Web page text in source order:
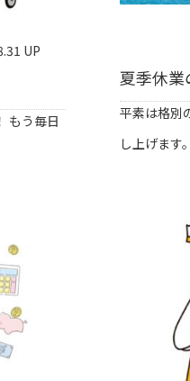
UP
もう毎日
夏季休業
平素は格別
し上げます